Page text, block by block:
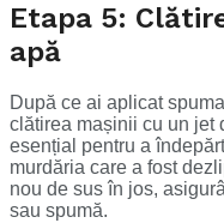
Etapa 5:
apă
După ce ai aplicat
clătirea mașinii cu un jet
esențial pentru a
murdăria care a fost
nou de sus în jos,
sau spumă.